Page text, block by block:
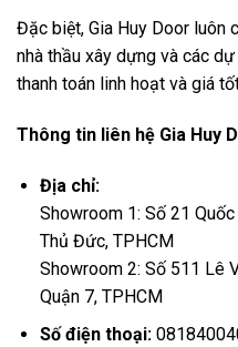
Đặc biệt, Gia Huy Door luôn
nhà thầu xây dựng và các
thanh toán linh hoạt và giá
Thông tin liên hệ Gia Huy
Địa chỉ:
Showroom 1: Số 21
Thủ Đức, TPHCM
Showroom 2: Số 511 Lê
Quận 7, TPHCM
Số điện thoại: